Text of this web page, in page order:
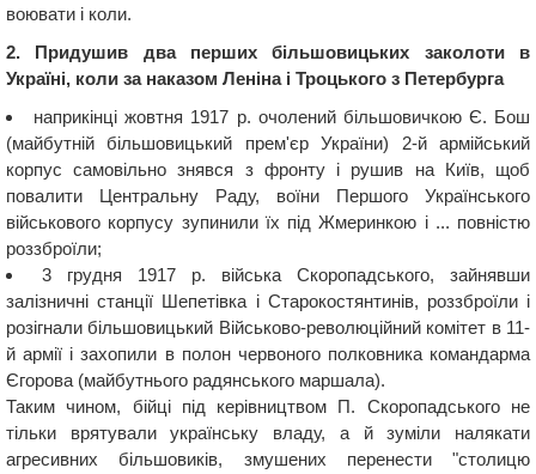
воювати і коли.
2. Придушив два перших більшовицьких заколоти в
Україні, коли за наказом Леніна і Троцького з Петербурга
наприкінці жовтня 1917 р. очолений більшовичкою Є. Бош
(майбутній більшовицький прем'єр України) 2-й армійський
корпус самовільно знявся з фронту і рушив на Київ, щоб
повалити Центральну Раду, воїни Першого Українського
військового корпусу зупинили їх під Жмеринкою і ... повністю
роззброїли;
3 грудня 1917 р. війська Скоропадського, зайнявши
залізничні станції Шепетівка і Старокостянтинів, роззброїли і
розігнали більшовицький Військово-революційний комітет в 11-
й армії і захопили в полон червоного полковника командарма
Єгорова (майбутнього радянського маршала).
Таким чином, бійці під керівництвом П. Скоропадського не
тільки врятували українську владу, а й зуміли налякати
агресивних більшовиків, змушених перенести "столицю